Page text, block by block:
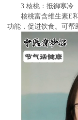
3.核桃：抵御寒冷
核桃富含维生素E
功能，促进饮食。可帮